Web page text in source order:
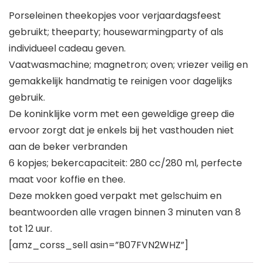
Porseleinen theekopjes voor verjaardagsfeest
gebruikt; theeparty; housewarmingparty of als
individueel cadeau geven.
Vaatwasmachine; magnetron; oven; vriezer veilig en
gemakkelijk handmatig te reinigen voor dagelijks
gebruik.
De koninklijke vorm met een geweldige greep die
ervoor zorgt dat je enkels bij het vasthouden niet
aan de beker verbranden
6 kopjes; bekercapaciteit: 280 cc/280 ml, perfecte
maat voor koffie en thee.
Deze mokken goed verpakt met gelschuim en
beantwoorden alle vragen binnen 3 minuten van 8
tot 12 uur.
[amz_corss_sell asin=”B07FVN2WHZ”]